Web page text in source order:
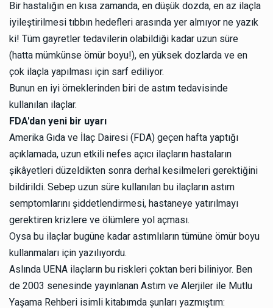
Bir hastalığın en kısa zamanda, en düşük dozda, en az ilaçla
iyileştirilmesi tıbbın hedefleri arasında yer almıyor ne yazık
ki! Tüm gayretler tedavilerin olabildiği kadar uzun süre
(hatta mümkünse ömür boyu!), en yüksek dozlarda ve en
çok ilaçla yapılması için sarf ediliyor.
Bunun en iyi örneklerinden biri de astım tedavisinde
kullanılan ilaçlar.
FDA'dan yeni bir uyarı
Amerika Gıda ve İlaç Dairesi (FDA) geçen hafta yaptığı
açıklamada, uzun etkili nefes açıcı ilaçların hastaların
şikâyetleri düzeldikten sonra derhal kesilmeleri gerektiğini
bildirildi. Sebep uzun süre kullanılan bu ilaçların astım
semptomlarını şiddetlendirmesi, hastaneye yatırılmayı
gerektiren krizlere ve ölümlere yol açması.
Oysa bu ilaçlar bugüne kadar astımlıların tümüne ömür boyu
kullanmaları için yazılıyordu.
Aslında UENA ilaçların bu riskleri çoktan beri biliniyor. Ben
de 2003 senesinde yayınlanan Astım ve Alerjiler ile Mutlu
Yaşama Rehberi isimli kitabımda şunları yazmıştım: